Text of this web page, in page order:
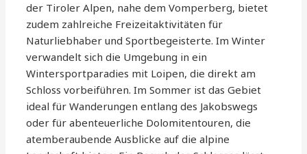
der Tiroler Alpen, nahe dem Vomperberg, bietet
zudem zahlreiche Freizeitaktivitäten für
Naturliebhaber und Sportbegeisterte. Im Winter
verwandelt sich die Umgebung in ein
Wintersportparadies mit Loipen, die direkt am
Schloss vorbeiführen. Im Sommer ist das Gebiet
ideal für Wanderungen entlang des Jakobswegs
oder für abenteuerliche Dolomitentouren, die
atemberaubende Ausblicke auf die alpine